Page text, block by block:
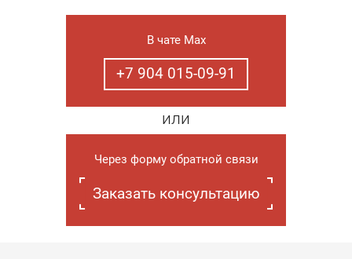
В чате Max
+7 904 015-09-91
или
Через форму обратной связи
Заказать консультацию